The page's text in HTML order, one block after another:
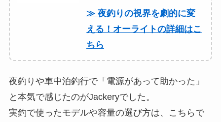
≫ 夜釣りの視界を劇的に変
える！オーライトの詳細はこ
ちら
夜釣りや車中泊釣行で「電源があって助かった」
と本気で感じたのがJackeryでした。
実釣で使ったモデルや容量の選び方は、こちらで